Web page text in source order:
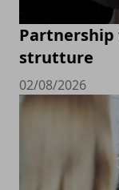
strutture
02/08/2026